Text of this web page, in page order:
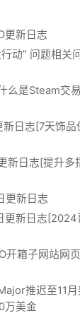
更新日志
动” 问题相关
么是Steam交易
日志[7天饰品
新日志[提升多
更新日志
更新日志[2024
开箱子网站网页
推迟至11月
万美金